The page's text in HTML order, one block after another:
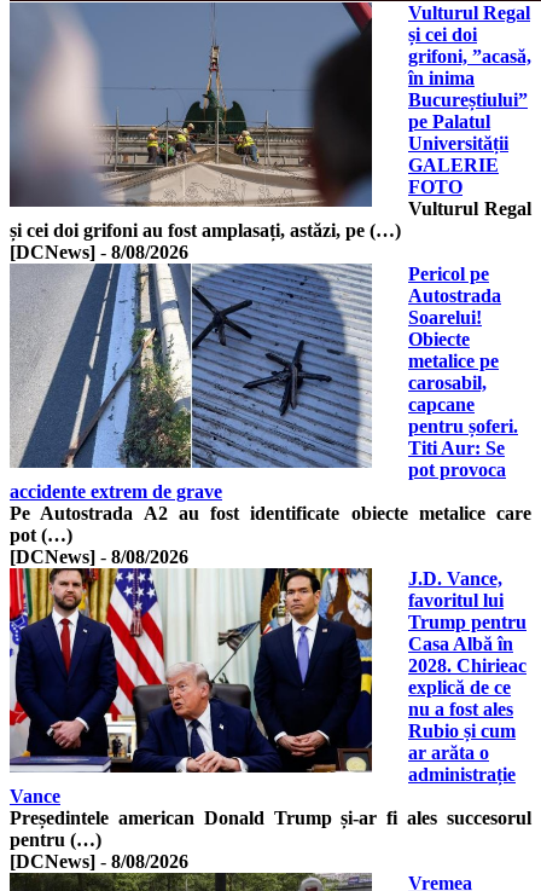
Vulturul Regal
și cei doi
grifoni, ”acasă,
în inima
Bucureștiului”
pe Palatul
Universității
GALERIE
FOTO
Vulturul Regal
și cei doi grifoni au fost amplasați, astăzi, pe (…)
[DCNews] - 8/08/2026
Pericol pe
Autostrada
Soarelui!
Obiecte
metalice pe
carosabil,
capcane
pentru șoferi.
Titi Aur: Se
pot provoca
accidente extrem de grave
Pe Autostrada A2 au fost identificate obiecte metalice care
pot (…)
[DCNews] - 8/08/2026
J.D. Vance,
favoritul lui
Trump pentru
Casa Albă în
2028. Chirieac
explică de ce
nu a fost ales
Rubio și cum
ar arăta o
administrație
Vance
Președintele american Donald Trump și-ar fi ales succesorul
pentru (…)
[DCNews] - 8/08/2026
Vremea